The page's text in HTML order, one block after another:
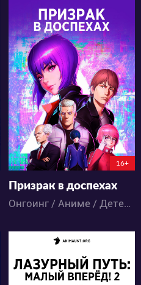
9754
28 11
2:6:59:12
16+
Призрак в доспехах
Онгоинг / Аниме / Детектив / Психология / Триллер / Фантастика / Экшен